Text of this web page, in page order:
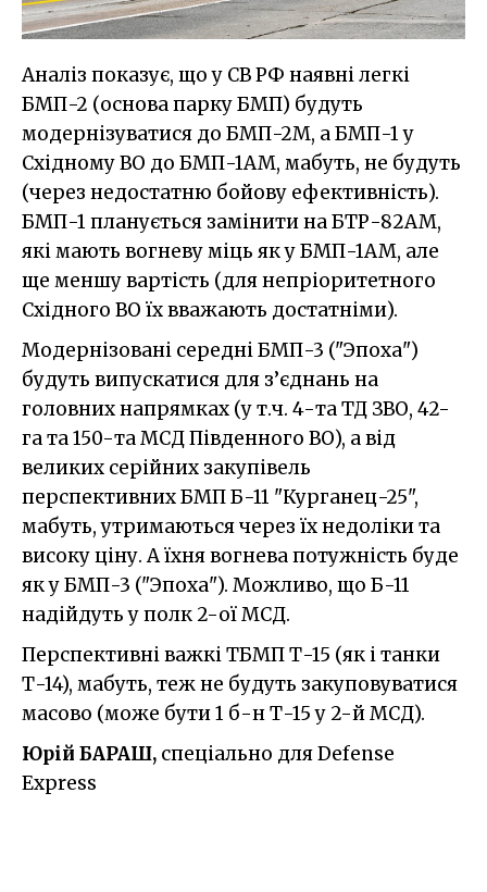
Аналіз показує, що у СВ РФ наявні легкі
БМП-2 (основа парку БМП) будуть
модернізуватися до БМП-2М, а БМП-1 у
Східному ВО до БМП-1АМ, мабуть, не будуть
(через недостатню бойову ефективність).
БМП-1 планується замінити на БТР-82АМ,
які мають вогневу міць як у БМП-1АМ, але
ще меншу вартість (для непріоритетного
Східного ВО їх вважають достатніми).
Модернізовані середні БМП-3 ("Эпоха")
будуть випускатися для з’єднань на
головних напрямках (у т.ч. 4-та ТД ЗВО, 42-
га та 150-та МСД Південного ВО), а від
великих серійних закупівель
перспективних БМП Б-11 "Курганец-25",
мабуть, утримаються через їх недоліки та
високу ціну. А їхня вогнева потужність буде
як у БМП-3 ("Эпоха"). Можливо, що Б-11
надійдуть у полк 2-ої МСД.
Перспективні важкі ТБМП Т-15 (як і танки
Т-14), мабуть, теж не будуть закуповуватися
масово (може бути 1 б-н Т-15 у 2-й МСД).
Юрій БАРАШ, спеціально для Defense
Express